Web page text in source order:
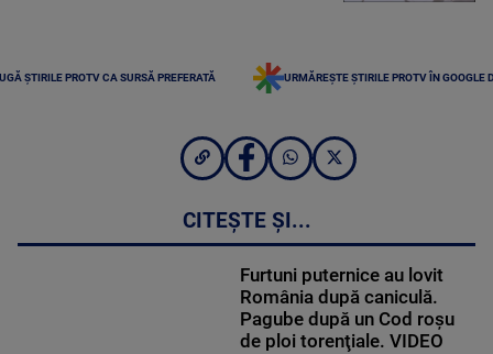
ȘTIRILE PROTV CA SURSĂ PREFERATĂ URMĂREȘTE ȘTIRILE PROTV ÎN GOOGLE
CITEȘTE ȘI...
Furtuni puternice au lovit
România după caniculă.
Pagube după un Cod roşu
de ploi torenţiale. VIDEO